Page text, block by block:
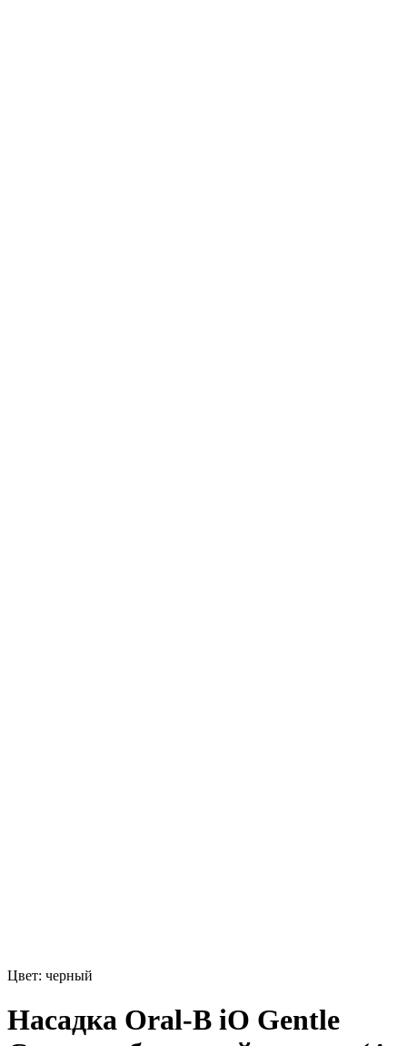
Цвет: черный
Насадка Oral-B iO Gentle